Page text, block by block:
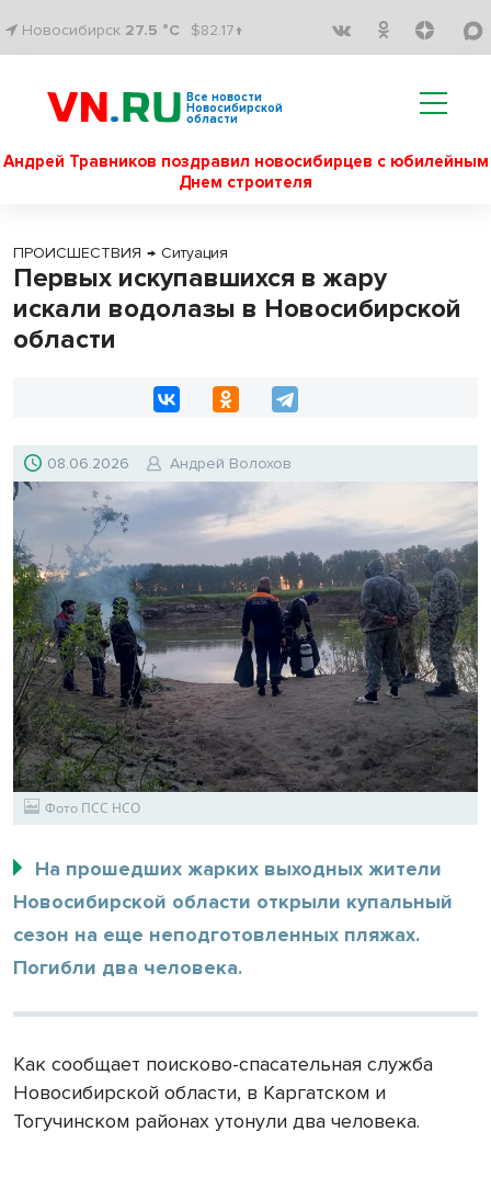
Новосибирск 27.5 °C $82.17↑
Все новости
Новосибирской
области
Андрей Травников поздравил новосибирцев с юбилейным
Днем строителя
ПРОИСШЕСТВИЯ → Ситуация
Первых искупавшихся в жару
искали водолазы в Новосибирской
области
08.06.2026 Андрей Волохов
Фото ПСС НСО
На прошедших жарких выходных жители
Новосибирской области открыли купальный
сезон на еще неподготовленных пляжах.
Погибли два человека.
Как сообщает поисково-спасательная служба
Новосибирской области, в Каргатском и
Тогучинском районах утонули два человека.